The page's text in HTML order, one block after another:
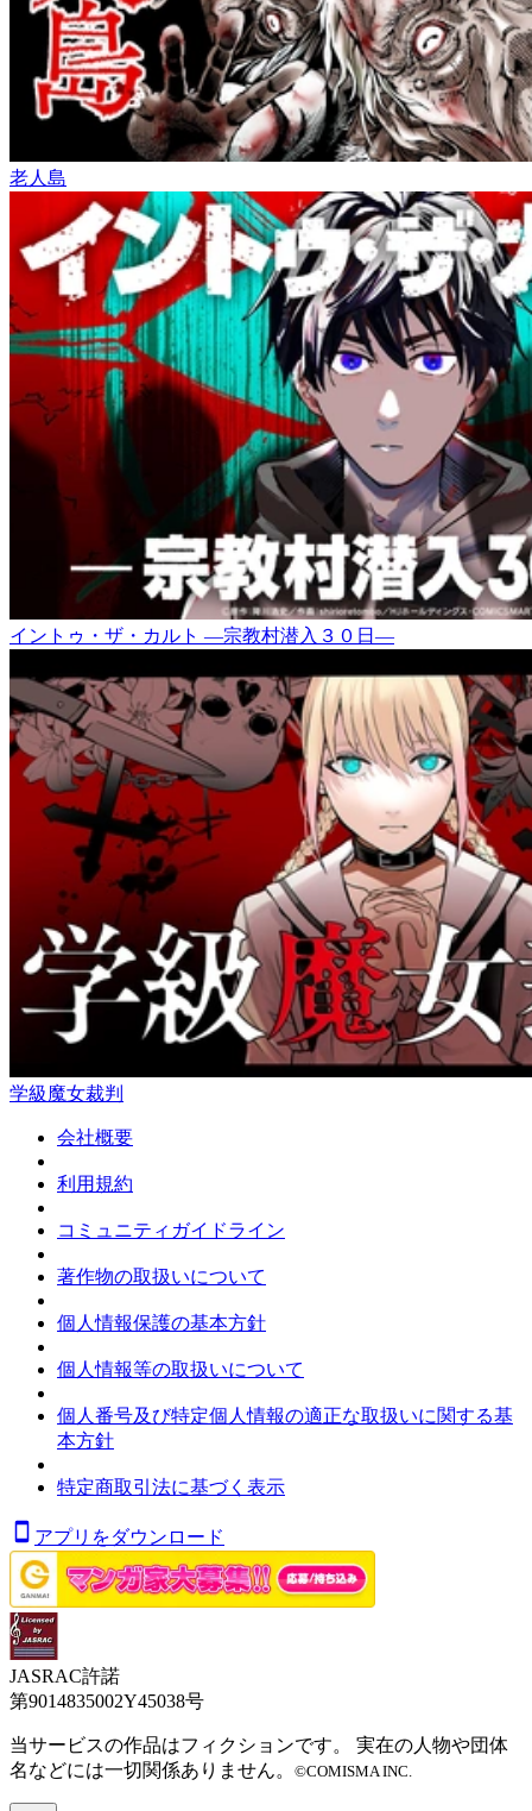
老人島
イントゥ・ザ・カルト ―宗教村潜入３０日―
学級魔女裁判
会社概要
利用規約
コミュニティガイドライン
著作物の取扱いについて
個人情報保護の基本方針
個人情報等の取扱いについて
個人番号及び特定個人情報の適正な取扱いに関する基
本方針
特定商取引法に基づく表示
アプリをダウンロード
JASRAC許諾
第9014835002Y45038号
当サービスの作品はフィクションです。 実在の人物や団体
名などには一切関係ありません。 ©COMISMA INC.